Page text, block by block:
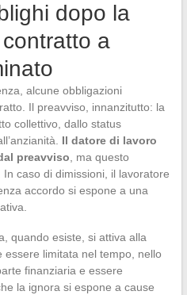
dopo la
a
alcune obbligazioni
Il preavviso, innanzitutto: la
collettivo, dallo status
Il datore di lavoro
preavviso, ma questo
caso di dimissioni, il lavoratore
accordo si espone a una
quando esiste, si attiva alla
limitata nel tempo, nello
finanziaria e essere
la ignora si espone a cause